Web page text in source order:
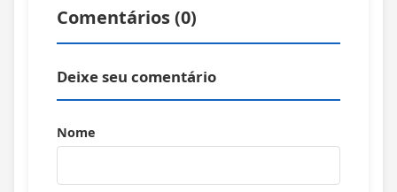
Comentários (0)
Deixe seu comentário
Nome